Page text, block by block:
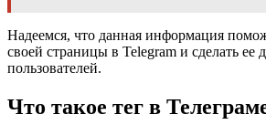
Надеемся, что данная информация
своей страницы в Telegram и сделать ее
пользователей.
Что такое тег в